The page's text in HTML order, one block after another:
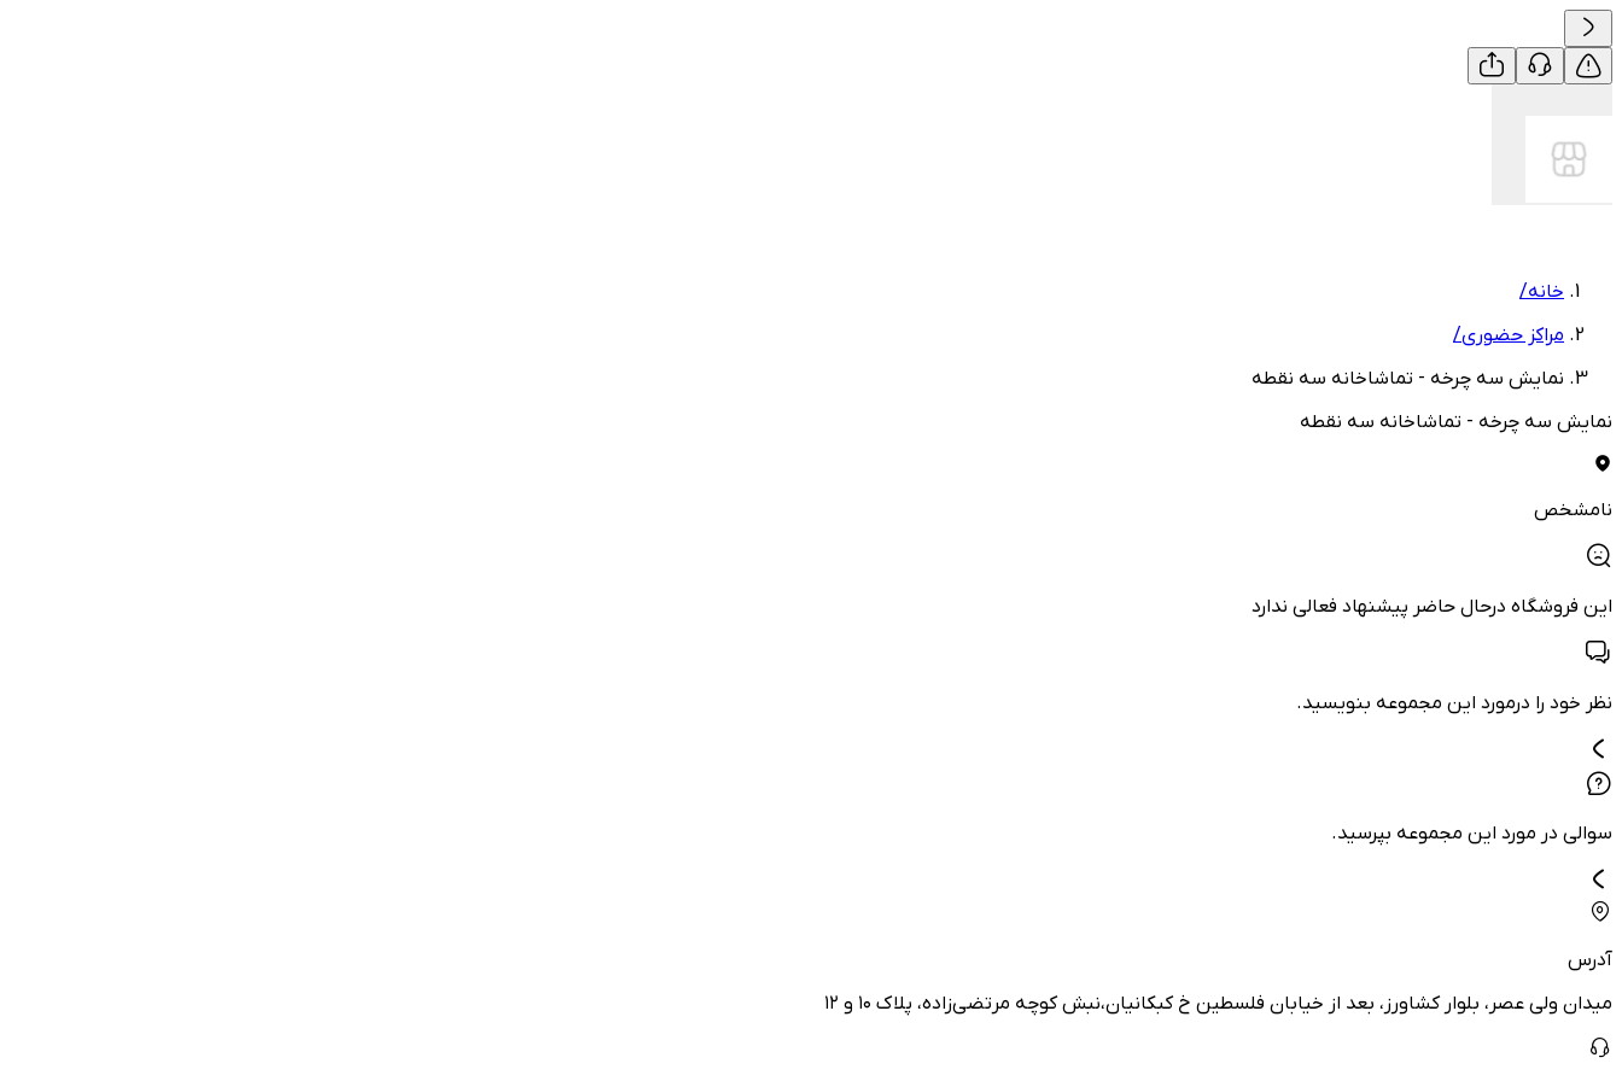
خانه/
مراکز حضوری/
نمایش سه چرخه - تماشاخانه سه‌ نقطه
نمایش سه چرخه - تماشاخانه سه‌ نقطه
نامشخص
این فروشگاه درحال حاضر پیشنهاد فعالی ندارد
نظر خود را درمورد این مجموعه بنویسید.
سوالی در مورد این مجموعه بپرسید.
آدرس
میدان ولی عصر، بلوار کشاورز، بعد از خیابان فلسطین خ کبکانیان،نبش کوچه مرتضی‌زاده، پلاک ۱۰ و ۱۲